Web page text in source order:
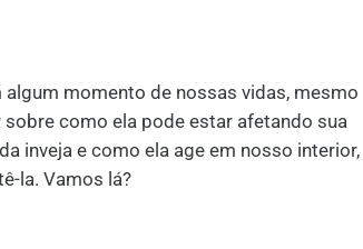
momento de nossas vidas, mesmo
como ela pode estar afetando sua
inveja e como ela age em nosso interior,
la. Vamos lá?